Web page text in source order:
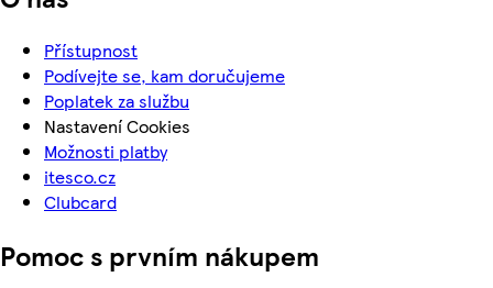
Přístupnost
Podívejte se, kam doručujeme
Poplatek za službu
Nastavení Cookies
Možnosti platby
itesco.cz
Clubcard
Pomoc s prvním nákupem